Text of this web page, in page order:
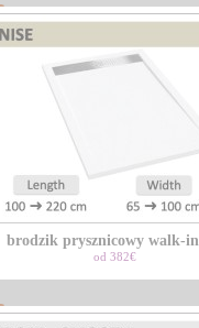
brodzik prysznicowy walk-
od 382€